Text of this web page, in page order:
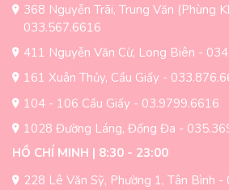
368 Nguyễn Trãi, Trung Văn (Phùng
033.567.6616
411 Nguyễn Văn Cừ, Long Biên -
161 Xuân Thủy, Cầu Giấy -
104 - 106 Cầu Giấy - 03.9799.6616
1028 Đường Láng, Đống Đa -
HỒ CHÍ MINH | 8:30 - 23:00
228 Lê Văn Sỹ, Phường 1, Tân Bình